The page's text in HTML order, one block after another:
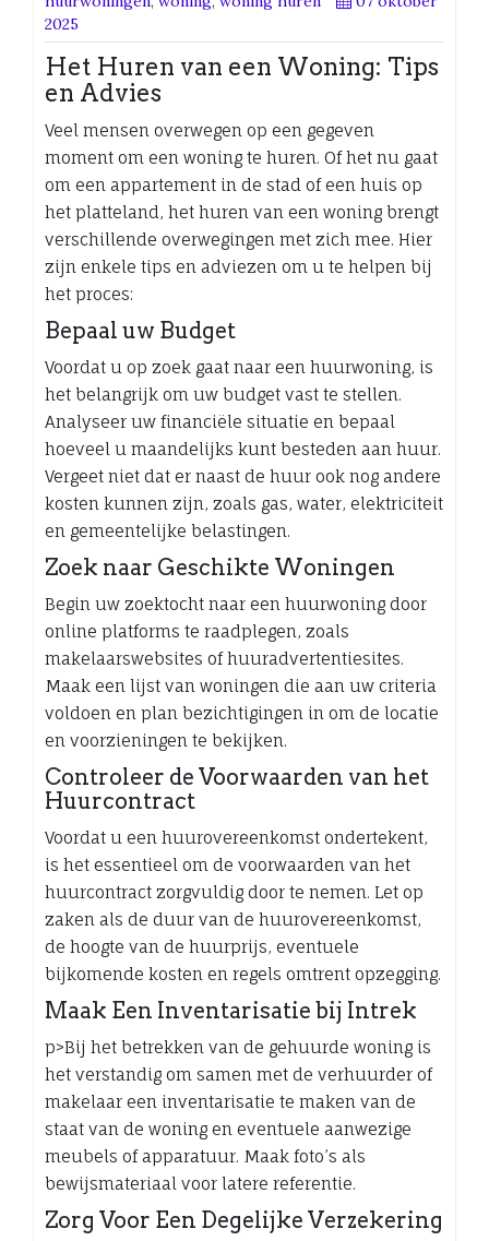
2025
Het Huren van een Woning: Tips
en Advies
Veel mensen overwegen op een gegeven
moment om een woning te huren. Of het nu gaat
om een appartement in de stad of een huis op
het platteland, het huren van een woning brengt
verschillende overwegingen met zich mee. Hier
zijn enkele tips en adviezen om u te helpen bij
het proces:
Bepaal uw Budget
Voordat u op zoek gaat naar een huurwoning, is
het belangrijk om uw budget vast te stellen.
Analyseer uw financiële situatie en bepaal
hoeveel u maandelijks kunt besteden aan huur.
Vergeet niet dat er naast de huur ook nog andere
kosten kunnen zijn, zoals gas, water, elektriciteit
en gemeentelijke belastingen.
Zoek naar Geschikte Woningen
Begin uw zoektocht naar een huurwoning door
online platforms te raadplegen, zoals
makelaarswebsites of huuradvertentiesites.
Maak een lijst van woningen die aan uw criteria
voldoen en plan bezichtigingen in om de locatie
en voorzieningen te bekijken.
Controleer de Voorwaarden van het
Huurcontract
Voordat u een huurovereenkomst ondertekent,
is het essentieel om de voorwaarden van het
huurcontract zorgvuldig door te nemen. Let op
zaken als de duur van de huurovereenkomst,
de hoogte van de huurprijs, eventuele
bijkomende kosten en regels omtrent opzegging.
Maak Een Inventarisatie bij Intrek
p>Bij het betrekken van de gehuurde woning is
het verstandig om samen met de verhuurder of
makelaar een inventarisatie te maken van de
staat van de woning en eventuele aanwezige
meubels of apparatuur. Maak foto’s als
bewijsmateriaal voor latere referentie.
Zorg Voor Een Degelijke Verzekering